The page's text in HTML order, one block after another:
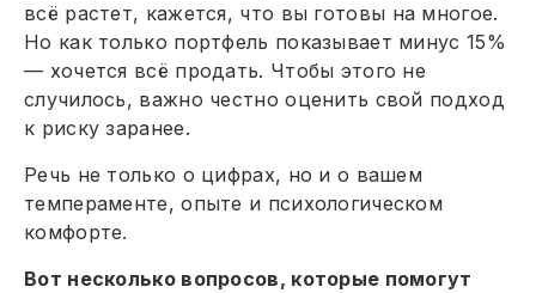
всё растет, кажется, что вы готовы на многое.
Но как только портфель показывает минус 15%
— хочется всё продать. Чтобы этого не
случилось, важно честно оценить свой подход
к риску заранее.
Речь не только о цифрах, но и о вашем
темпераменте, опыте и психологическом
комфорте.
Вот несколько вопросов, которые помогут